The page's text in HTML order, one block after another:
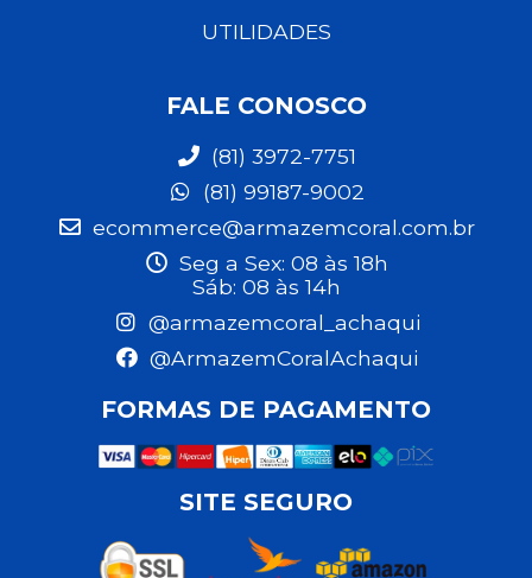
UTILIDADES
FALE CONOSCO
(81) 3972-7751
(81) 99187-9002
ecommerce@armazemcoral.com.br
Seg a Sex: 08 às 18h
Sáb: 08 às 14h
@armazemcoral_achaqui
@ArmazemCoralAchaqui
FORMAS DE PAGAMENTO
SITE SEGURO